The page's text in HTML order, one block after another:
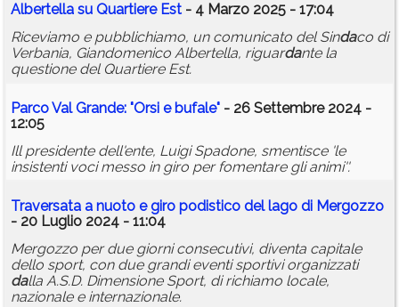
Albertella su Quartiere Est - 4 Marzo 2025 - 17:04
Riceviamo e pubblichiamo, un comunicato del Sindaco di
Verbania, Giandomenico Albertella, riguardante la
questione del Quartiere Est.
Parco Val Grande: "Orsi e bufale" - 26 Settembre 2024 -
12:05
Ill presidente dell'ente, Luigi Spadone, smentisce 'le
insistenti voci messo in giro per fomentare gli animi''.
Traversata a nuoto e giro podistico del lago di Mergozzo
- 20 Luglio 2024 - 11:04
Mergozzo per due giorni consecutivi, diventa capitale
dello sport, con due grandi eventi sportivi organizzati
dalla A.S.D. Dimensione Sport, di richiamo locale,
nazionale e internazionale.